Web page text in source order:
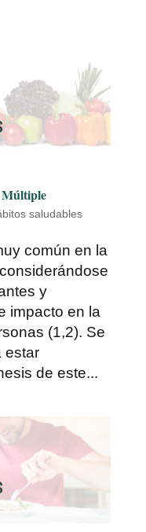
Múltiple
saludables
común en la
y
impacto en la
(1,2). Se
estar
de este...